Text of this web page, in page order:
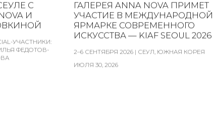
С
И
УЧАСТНИКИ:
ФЕДОТОВ-
ГАЛЕРЕЯ ANNA NOVA ПРИМЕТ
УЧАСТИЕ В МЕЖДУНАРОДНОЙ
ЯРМАРКЕ СОВРЕМЕННОГО
ИСКУССТВА — KIAF SEOUL 2026
2–6 СЕНТЯБРЯ 2026 | СЕУЛ, ЮЖНАЯ КОРЕЯ
ИЮЛЯ 30, 2026